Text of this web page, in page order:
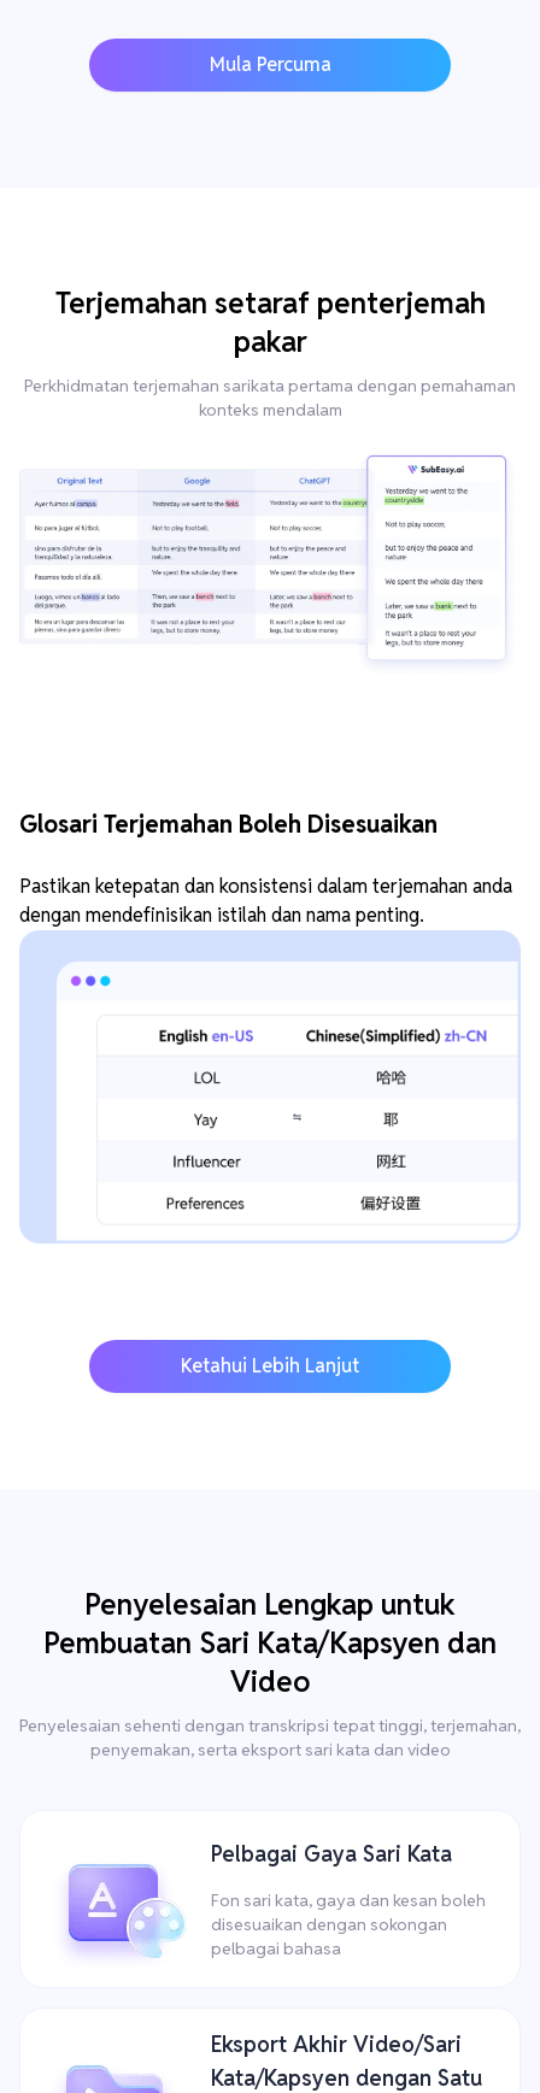
Mula Percuma
Terjemahan setaraf penterjemah
pakar
Perkhidmatan terjemahan sarikata pertama dengan pemahaman
konteks mendalam
Glosari Terjemahan Boleh Disesuaikan
Pastikan ketepatan dan konsistensi dalam terjemahan anda
dengan mendefinisikan istilah dan nama penting.
Ketahui Lebih Lanjut
Penyelesaian Lengkap untuk
Pembuatan Sari Kata/Kapsyen dan
Video
Penyelesaian sehenti dengan transkripsi tepat tinggi, terjemahan,
penyemakan, serta eksport sari kata dan video
Pelbagai Gaya Sari Kata
Fon sari kata, gaya dan kesan boleh
disesuaikan dengan sokongan
pelbagai bahasa
Eksport Akhir Video/Sari
Kata/Kapsyen dengan Satu